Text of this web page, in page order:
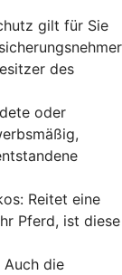
gilt für Sie
des
oder
Reitet eine
Pferd, ist diese
Auch die